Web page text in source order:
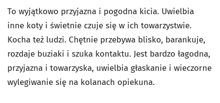
To wyjątkowo przyjazna i pogodna kicia. Uwielbia
inne koty i świetnie czuje się w ich towarzystwie.
Kocha też ludzi. Chętnie przebywa blisko, barankuje,
rozdaje buziaki i szuka kontaktu. Jest bardzo łagodna,
przyjazna i towarzyska, uwielbia głaskanie i wieczorne
wylegiwanie się na kolanach opiekuna.